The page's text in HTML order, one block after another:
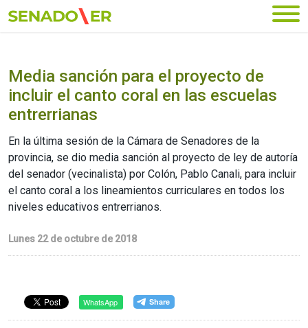
Ir al menú principal
Media sanción para el proyecto de
incluir el canto coral en las escuelas
entrerrianas
En la última sesión de la Cámara de Senadores de la
provincia, se dio media sanción al proyecto de ley de autoría
del senador (vecinalista) por Colón, Pablo Canali, para incluir
el canto coral a los lineamientos curriculares en todos los
niveles educativos entrerrianos.
Lunes 22 de octubre de 2018
WhatsApp